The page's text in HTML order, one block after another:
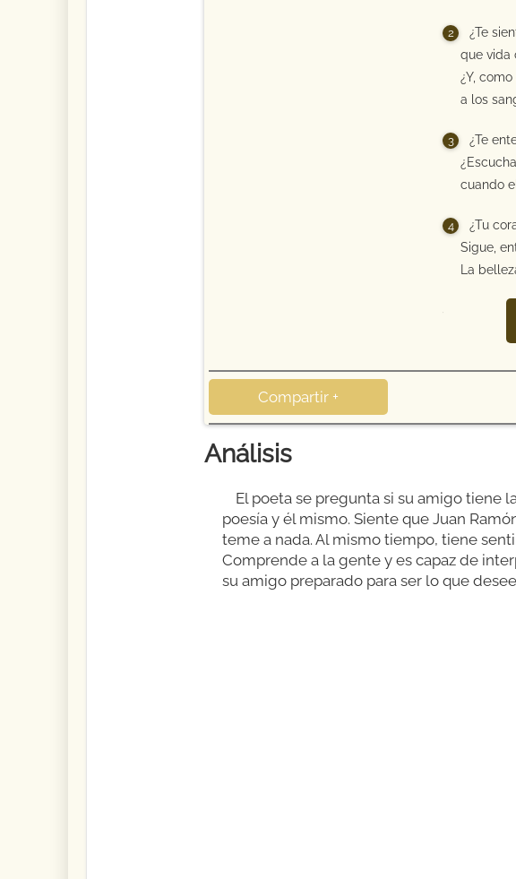
¿Te
que vida
¿Y,
a los
¿Te
cuando
¿Tu
Sigue,
La
Compartir +
Análisis
El poeta se pregunta si su amigo tiene
poesía y él mismo. Siente que Juan
teme a nada. Al mismo tiempo, tiene
Comprende a la gente y es capaz de
su amigo preparado para ser lo que desee